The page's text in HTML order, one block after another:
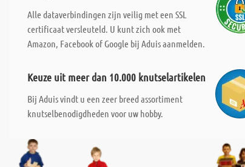
Alle dataverbindingen zijn veilig met een SSL
certificaat versleuteld. U kunt zich ook met
Amazon, Facebook of Google bij Aduis aanmelden.
Keuze uit meer dan 10.000 knutselartikelen
Bij Aduis vindt u een zeer breed assortiment
knutselbenodigdheden voor uw hobby.